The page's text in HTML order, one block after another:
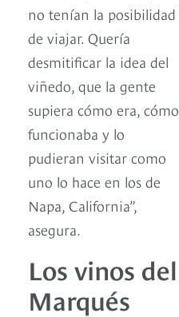
no tenían la posibilidad
de viajar. Quería
desmitificar la idea del
viñedo, que la gente
supiera cómo era, cómo
funcionaba y lo
pudieran visitar como
uno lo hace en los de
Napa, California”,
asegura.
Los vinos del
Marqués